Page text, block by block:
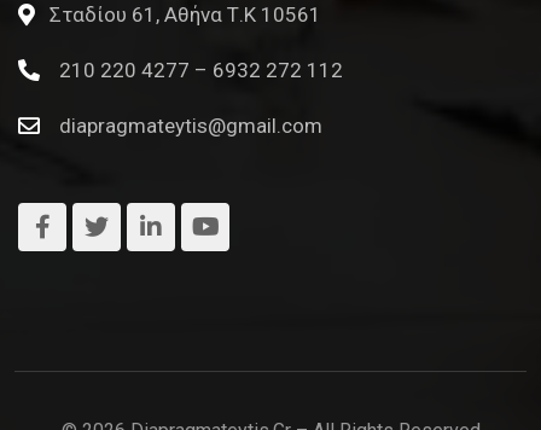
Σταδίου 61, Αθήνα Τ.Κ 10561
210 220 4277 – 6932 272 112
diapragmateytis@gmail.com